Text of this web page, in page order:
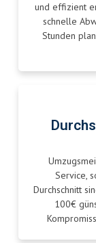
und effizient
schnelle
Stunden
Service,
Durchschnitt
100€